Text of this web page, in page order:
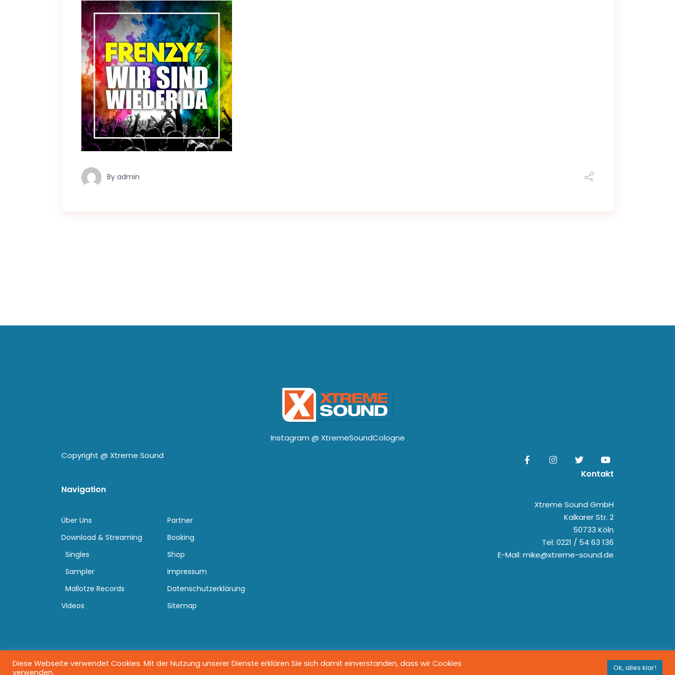
By admin
Instagram @ XtremeSoundCologne
Copyright @ Xtreme Sound
Navigation
Über Uns
Download & Streaming
Singles
Sampler
Mallotze Records
Videos
Partner
Booking
Shop
Impressum
Datenschutzerklärung
Sitemap
Kontakt
Xtreme Sound GmbH
Kalkarer Str. 2
50733 Köln
Tel: 0221 / 54 63 136
E-Mail: mike@xtreme-sound.de
Diese Webseite verwendet Cookies. Mit der Nutzung unserer Dienste erklären Sie sich damit einverstanden, dass wir Cookies
verwenden.
Ok, alles klar!